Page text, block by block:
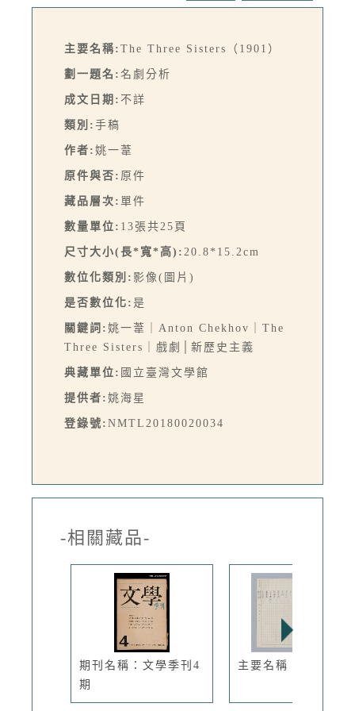
主要名稱: The Three Sisters（1901）
劃一題名: 名劇分析
成文日期: 不詳
類別: 手稿
作者: 姚一葦
原件與否: 原件
藏品層次: 單件
數量單位: 13張共25頁
尺寸大小(長*寬*高): 20.8*15.2cm
數位化類別: 影像(圖片)
是否數位化: 是
關鍵詞: 姚一葦｜Anton Chekhov｜The
Three Sisters｜戲劇│新歷史主義
典藏單位: 國立臺灣文學館
提供者: 姚海星
登錄號: NMTL20180020034
-相關藏品-
期刊名稱：文學季刊4
期
主要名稱：馬嵬驛